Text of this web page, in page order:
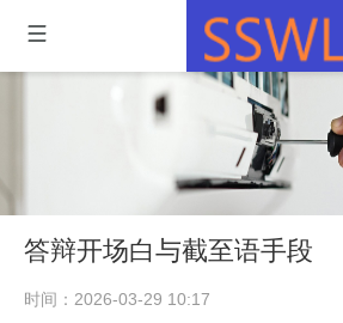
答辩开场白与截至语手段
时间：2026-03-29 10:17